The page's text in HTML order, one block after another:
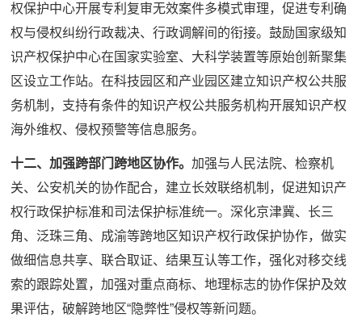
权保护中心开展专利复审无效案件多模式审理，促进专利确
权与侵权纠纷行政裁决、行政调解间的衔接。鼓励国家级知
识产权保护中心在国家实验室、大科学装置等原始创新聚集
区设立工作站。在科技园区和产业园区建立知识产权公共服
务机制，支持有条件的知识产权公共服务机构开展知识产权
海外维权、侵权预警等信息服务。
十二、加强跨部门跨地区协作。加强与人民法院、检察机
关、公安机关的协作配合，建立长效联络机制，促进知识产
权行政保护标准和司法保护标准统一。深化京津冀、长三
角、泛珠三角、成渝等跨地区知识产权行政保护协作，做实
做细信息共享、联合取证、结果互认等工作，强化对移交线
索的跟踪处置，加强对重点商标、地理标志的协作保护及效
果评估，破解跨地区“隐弊性”侵权等新问题。